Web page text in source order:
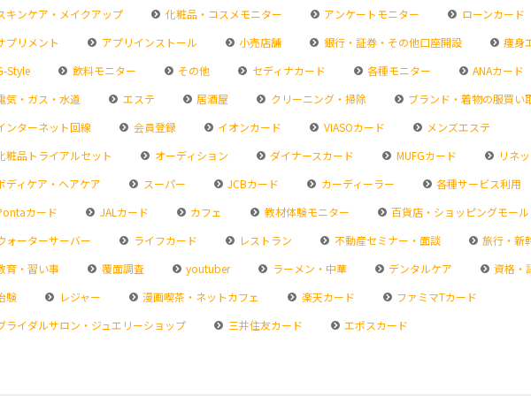
キンケア・メイクアップ 化粧品・コスメモニター アンケートモニター
ローンカード
プリメント
アプリインストール 小売店舗 銀行・証券・その他口座開設
痩身
Style
飲料モニター その他 セディナカード 各種モニター
ANAカード
気・ガス・水道
エステ 居酒屋 クリーニング・掃除
ブランド・着物の服買い
ンターネット回線
会員登録 イオンカード VIASOカード
メンズエステ
粧品トライアルセット
オーディション ダイナースカード MUFGカード
リネ
ディケア・ヘアケア
スーパー JCBカード カーディーラー 各種サービス利用
カード
JALカード カフェ 教材体験モニター 百貨店・ショッピングモール
ォーターサーバー
ライフカード レストラン 不動産セミナー・面談
旅行・新
育・習い事
覆面調査 youtuber ラーメン・中華 デンタルケア
資格・
験
レジャー 漫画喫茶・ネットカフェ 楽天カード
ファミマTカード
ライダルサロン・ジュエリーショップ
三井住友カード エポスカード